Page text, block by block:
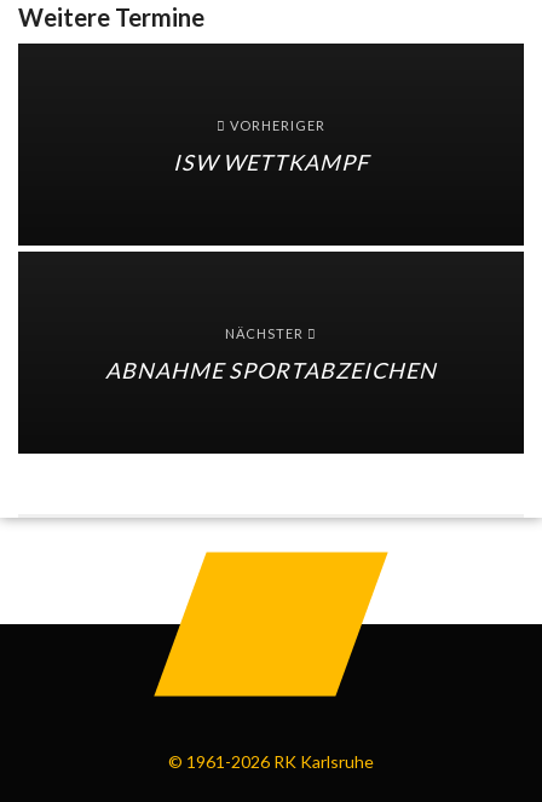
Weitere Termine
VORHERIGER
ISW WETTKAMPF
NÄCHSTER
ABNAHME SPORTABZEICHEN
© 1961-2026 RK Karlsruhe